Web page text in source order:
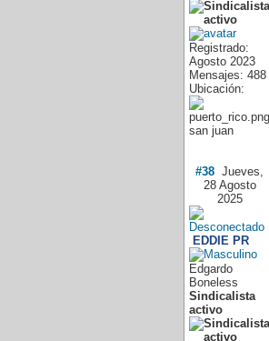
Registrado:
Agosto 2023
Mensajes: 488
Ubicación:
san juan
#38 Jueves,
28 Agosto
2025
EDDIE PR
Edgardo
Boneless
Sindicalista
activo